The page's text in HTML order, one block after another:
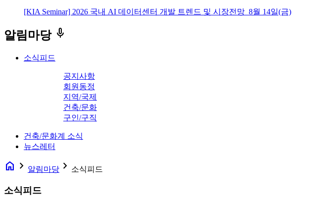
[KIA Seminar] 2026 국내 AI 데이터센터 개발 트렌드 및 시장전망_8월 14일(금)
알림마당 keyboard_voice
소식피드
공지사항
회원동정
지역/국제
건축/문화
구인/구직
건축/문화계 소식
뉴스레터
home navigate_next 알림마당 navigate_next 소식피드
소식피드